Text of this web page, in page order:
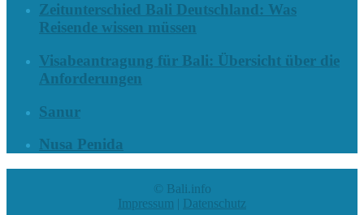
Zeitunterschied Bali Deutschland: Was
Reisende wissen müssen
Visabeantragung für Bali: Übersicht über die
Anforderungen
Sanur
Nusa Penida
© Bali.info
Impressum | Datenschutz